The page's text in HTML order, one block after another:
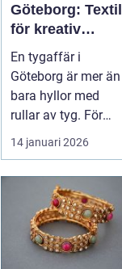
Göteborg: Textil
för kreativ
inredning och
hållbara projekt
En tygaffär i
Göteborg är mer än
bara hyllor med
rullar av tyg. För
må...
14 januari 2026